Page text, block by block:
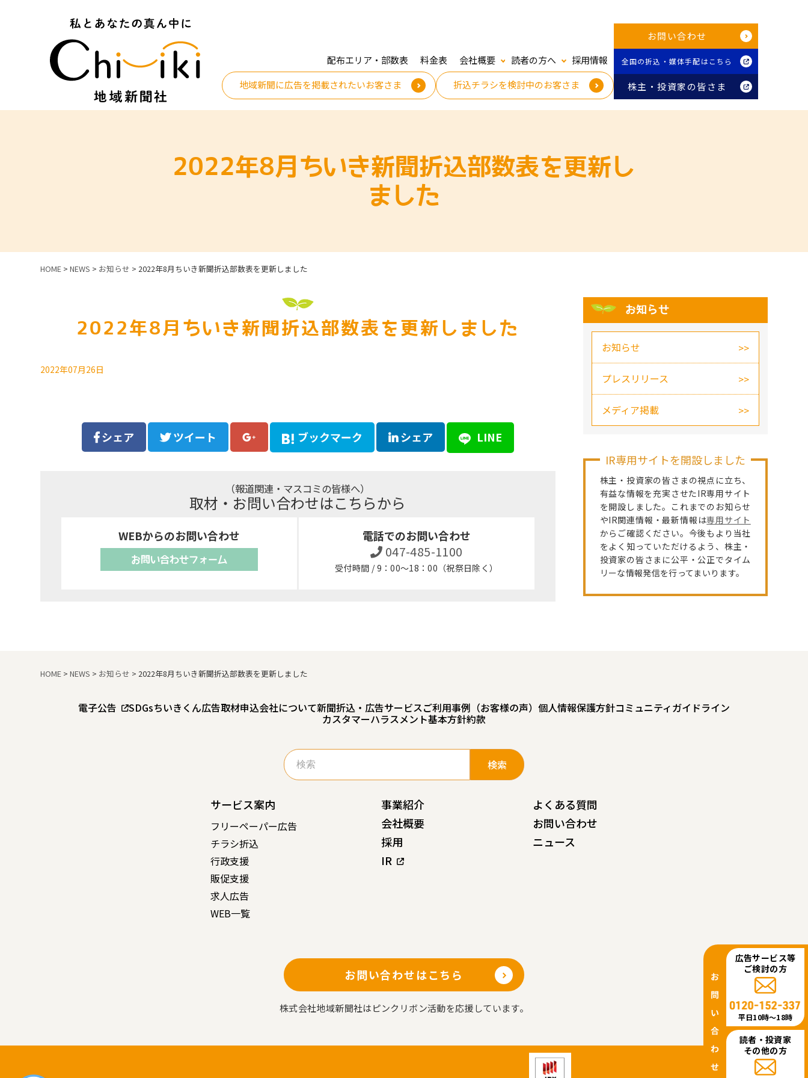
配布エリア・部数表 料金表 会社概要 読者の方へ
採用情報
地域新聞に広告を掲載されたいお客さま
折込チラシを検討中のお客さま
お問い合わせ
全国の折込・媒体手配はこちら
株主・投資家の皆さま
2022年8月ちいき新聞折込部数表を更新し
ました
HOME >NEWS > お知らせ >2022年8月ちいき新聞折込部数表を更新しました
2022年8月ちいき新聞折込部数表を更新しました
2022年07月26日
シェア ツイート ブックマーク シェア LINE
（報道関連・マスコミの皆様へ）
取材・お問い合わせはこちらから
WEBからのお問い合わせ
お問い合わせフォーム
電話でのお問い合わせ
047-485-1100
受付時間 / 9：00～18：00（祝祭日除く）
お知らせ
お知らせ
プレスリリース
メディア掲載
IR専用サイトを開設しました
株主・投資家の皆さまの視点に立ち、
有益な情報を充実させたIR専用サイト
を開設しました。これまでのお知らせ
やIR関連情報・最新情報は専用サイト
からご確認ください。今後もより当社
をよく知っていただけるよう、株主・
投資家の皆さまに公平・公正でタイム
リーな情報発信を行ってまいります。
HOME >NEWS > お知らせ >2022年8月ちいき新聞折込部数表を更新しました
電子公告 SDGsちいきくん広告取材申込会社について新聞折込・広告サービスご利用事例（お客様の声） 個人情報保護方針コミュニティガイドライン
カスタマーハラスメント基本方針約款
検
索:
サービス案内
フリーペーパー広告
チラシ折込
行政支援
販促支援
求人広告
WEB一覧
事業紹介
会社概要
採用
IR
よくある質問
お問い合わせ
ニュース
お問い合わせはこちら
株式会社地域新聞社はピンクリボン活動を応援しています。
広告サービス等
ご検討の方
平日10時〜18時
読者・投資家
その他の方